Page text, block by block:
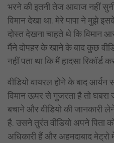
भरने की इतनी तेज आवाज नहीं
विमान देखा था. मेरे पापा ने मुझे
दोस्त देखना चाहते थे कि विमान
मैंने दोपहर के खाने के बाद कुछ
नहीं पता था कि मैं हादसा रिकॉर्ड
वीडियो वायरल होने के बाद
विमान ऊपर से गुजरता है तो घबरा
बचाने और वीडियो की जानकारी
है. उसने तुरंत वीडियो अपने पिता
अधिकारी हैं और अहमदाबाद